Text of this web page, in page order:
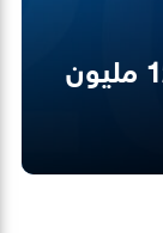
مايكروسوفت إيدج يحجب 127 مليون